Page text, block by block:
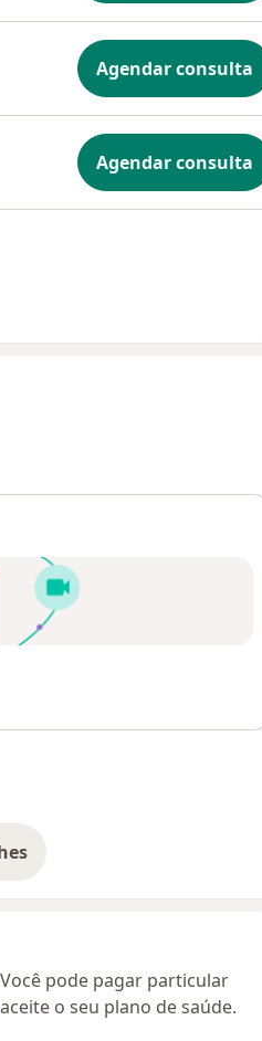
Agendar consulta
Agendar consulta
pode pagar particular
o seu plano de saúde.